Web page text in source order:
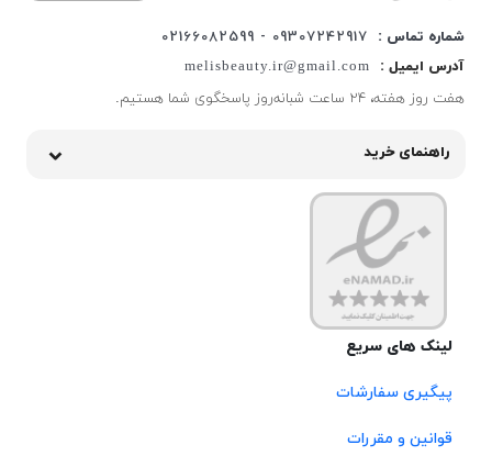
شماره تماس :
09307242917 - 02166082599
آدرس ایمیل :
melisbeauty.ir@gmail.com
هفت روز هفته، ۲۴ ساعت شبانه‌روز پاسخگوی شما هستیم.
راهنمای خرید
لینک های سریع
پیگیری سفارشات
قوانین و مقررات